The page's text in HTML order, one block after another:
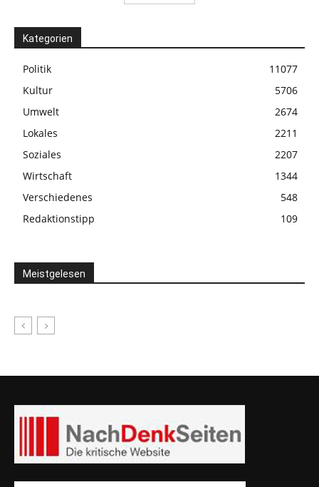
Kategorien
Politik
11077
Kultur
5706
Umwelt
2674
Lokales
2211
Soziales
2207
Wirtschaft
1344
Verschiedenes
548
Redaktionstipp
109
Meistgelesen